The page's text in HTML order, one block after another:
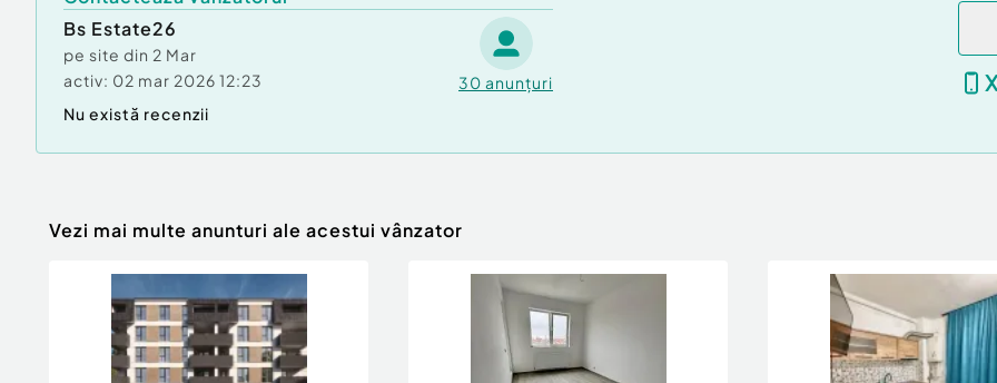
Bs Estate26
pe site din 2 Mar
activ: 02 mar 2026 12:23 30 anunțuri
Nu există recenzii
Vezi mai multe anunturi ale acestui vânzator